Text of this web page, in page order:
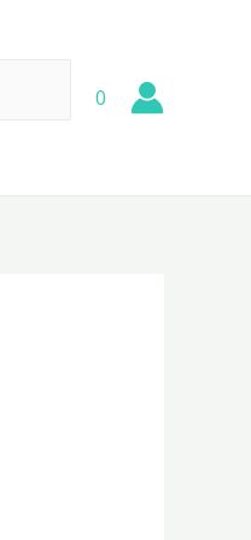
0